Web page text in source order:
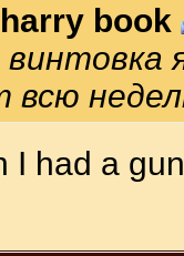
harry book
всю
I had a